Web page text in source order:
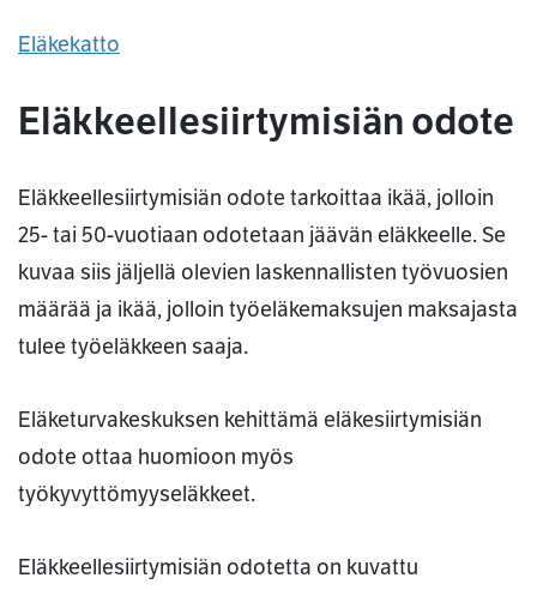
Eläkekatto
Eläkkeellesiirtymisiän odote
Eläkkeellesiirtymisiän odote tarkoittaa ikää, jolloin
25- tai 50-vuotiaan odotetaan jäävän eläkkeelle. Se
kuvaa siis jäljellä olevien laskennallisten työvuosien
määrää ja ikää, jolloin työeläkemaksujen maksajasta
tulee työeläkkeen saaja.
Eläketurvakeskuksen kehittämä eläkesiirtymisiän
odote ottaa huomioon myös
työkyvyttömyyseläkkeet.
Eläkkeellesiirtymisiän odotetta on kuvattu